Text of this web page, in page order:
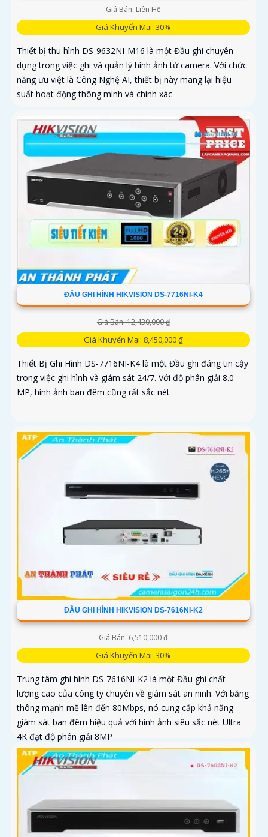
Giá Bán: Liên Hệ
Giá Khuyến Mại: 30%
Thiết bị thu hình DS-9632NI-M16 là một Đầu ghi chuyên
dụng trong việc ghi và quản lý hình ảnh từ camera. Với chức
năng ưu việt là Công Nghệ AI, thiết bị này mang lại hiệu
suất hoạt động thông minh và chính xác
ĐẦU GHI HÌNH HIKVISION DS-7716NI-K4
Giá Bán: 12,430,000 ₫
Giá Khuyến Mại: 8,450,000 ₫
Thiết Bị Ghi Hình DS-7716NI-K4 là một Đầu ghi đáng tin cậy
trong việc ghi hình và giám sát 24/7. Với độ phân giải 8.0
MP, hình ảnh ban đêm cũng rất sắc nét
ĐẦU GHI HÌNH HIKVISION DS-7616NI-K2
Giá Bán: 6,510,000 ₫
Giá Khuyến Mại: 30%
Trung tâm ghi hình DS-7616NI-K2 là một Đầu ghi chất
lượng cao của công ty chuyên về giám sát an ninh. Với băng
thông mạnh mẽ lên đến 80Mbps, nó cung cấp khả năng
giám sát ban đêm hiệu quả với hình ảnh siêu sắc nét Ultra
4K đạt độ phân giải 8MP